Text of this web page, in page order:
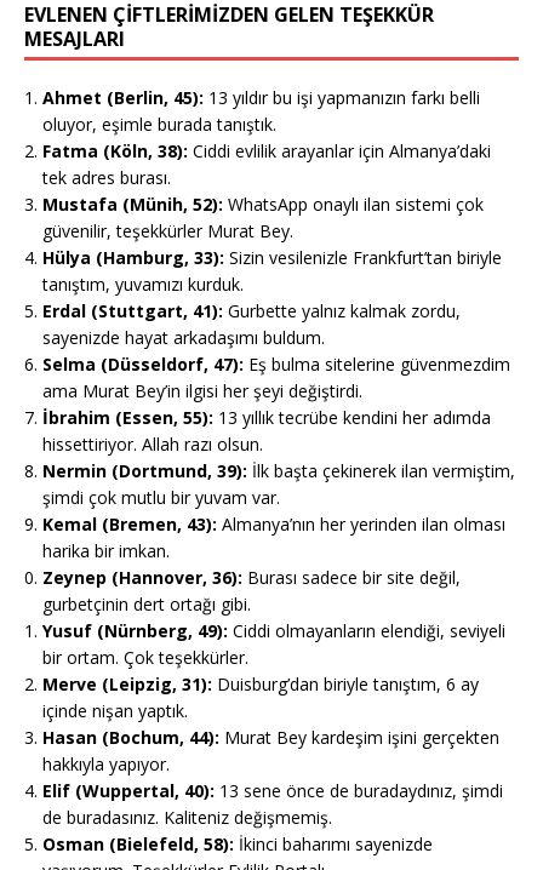
EVLENEN ÇİFTLERİMİZDEN GELEN TEŞEKKÜR
MESAJLARI
Ahmet (Berlin, 45): 13 yıldır bu işi yapmanızın farkı belli
oluyor, eşimle burada tanıştık.
Fatma (Köln, 38): Ciddi evlilik arayanlar için Almanya’daki
tek adres burası.
Mustafa (Münih, 52): WhatsApp onaylı ilan sistemi çok
güvenilir, teşekkürler Murat Bey.
Hülya (Hamburg, 33): Sizin vesilenizle Frankfurt’tan biriyle
tanıştım, yuvamızı kurduk.
Erdal (Stuttgart, 41): Gurbette yalnız kalmak zordu,
sayenizde hayat arkadaşımı buldum.
Selma (Düsseldorf, 47): Eş bulma sitelerine güvenmezdim
ama Murat Bey’in ilgisi her şeyi değiştirdi.
İbrahim (Essen, 55): 13 yıllık tecrübe kendini her adımda
hissettiriyor. Allah razı olsun.
Nermin (Dortmund, 39): İlk başta çekinerek ilan vermiştim,
şimdi çok mutlu bir yuvam var.
Kemal (Bremen, 43): Almanya’nın her yerinden ilan olması
harika bir imkan.
Zeynep (Hannover, 36): Burası sadece bir site değil,
gurbetçinin dert ortağı gibi.
Yusuf (Nürnberg, 49): Ciddi olmayanların elendiği, seviyeli
bir ortam. Çok teşekkürler.
Merve (Leipzig, 31): Duisburg’dan biriyle tanıştım, 6 ay
içinde nişan yaptık.
Hasan (Bochum, 44): Murat Bey kardeşim işini gerçekten
hakkıyla yapıyor.
Elif (Wuppertal, 40): 13 sene önce de buradaydınız, şimdi
de buradasınız. Kaliteniz değişmemiş.
Osman (Bielefeld, 58): İkinci baharımı sayenizde